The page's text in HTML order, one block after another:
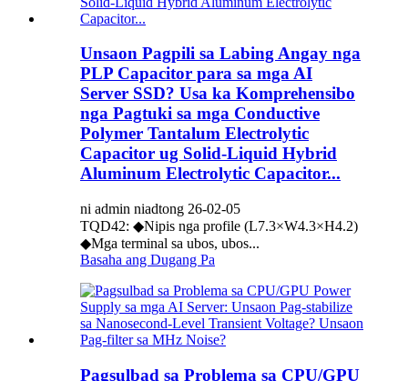
Unsaon Pagpili sa Labing Angay nga
PLP Capacitor para sa mga AI
Server SSD? Usa ka Komprehensibo
nga Pagtuki sa mga Conductive
Polymer Tantalum Electrolytic
Capacitor ug Solid-Liquid Hybrid
Aluminum Electrolytic Capacitor...
ni admin niadtong 26-02-05
TQD42: ◆Nipis nga profile (L7.3×W4.3×H4.2)
◆Mga terminal sa ubos, ubos...
Basaha ang Dugang Pa
Pagsulbad sa Problema sa CPU/GPU